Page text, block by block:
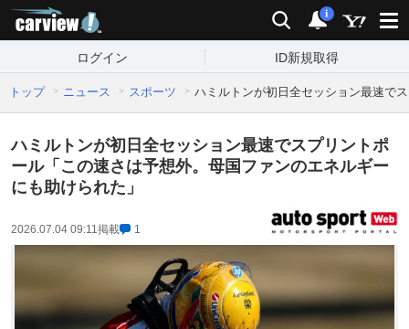
検索 通知
i
ログイン ID新規取得
トップ ニュース スポーツ ハミルトンが初日全セッション最速で
ハミルトンが初日全セッション最速でスプリントポ
ール「この速さは予想外。母国ファンのエネルギー
にも助けられた」
2026.07.04 09:11掲載 1